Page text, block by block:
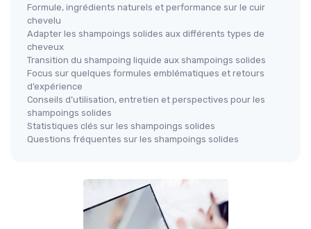
Formule, ingrédients naturels et performance sur le cuir
chevelu
Adapter les shampoings solides aux différents types de
cheveux
Transition du shampoing liquide aux shampoings solides
Focus sur quelques formules emblématiques et retours
d’expérience
Conseils d’utilisation, entretien et perspectives pour les
shampoings solides
Statistiques clés sur les shampoings solides
Questions fréquentes sur les shampoings solides